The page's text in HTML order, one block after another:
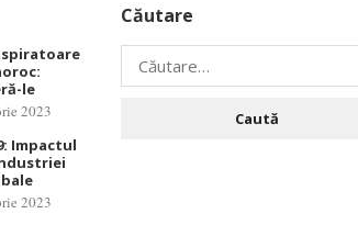
le
2023
Impactul
2023
Căutare
Caută
după: